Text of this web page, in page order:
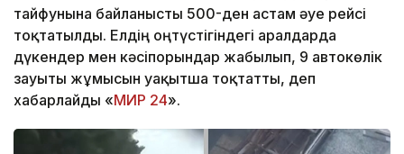
тайфунына байланысты 500-ден астам әуе рейсі
тоқтатылды. Елдің оңтүстігіндегі аралдарда
дүкендер мен кәсіпорындар жабылып, 9 автокөлік
зауыты жұмысын уақытша тоқтатты, деп
хабарлайды «МИР 24».